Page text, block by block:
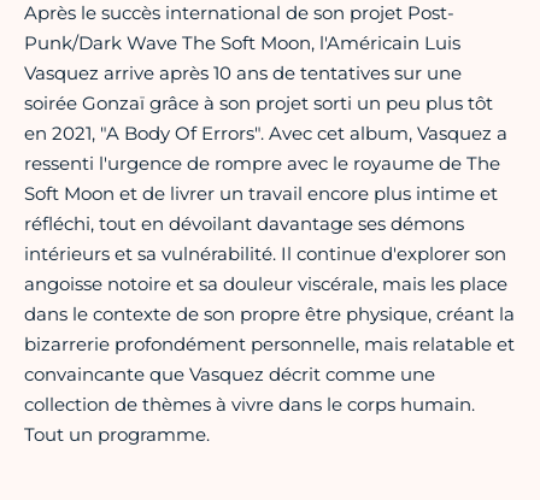
Après le succès international de son projet Post-
Punk/Dark Wave The Soft Moon, l'Américain Luis
Vasquez arrive après 10 ans de tentatives sur une
soirée Gonzaï grâce à son projet sorti un peu plus tôt
en 2021, "A Body Of Errors". Avec cet album, Vasquez a
ressenti l'urgence de rompre avec le royaume de The
Soft Moon et de livrer un travail encore plus intime et
réfléchi, tout en dévoilant davantage ses démons
intérieurs et sa vulnérabilité. Il continue d'explorer son
angoisse notoire et sa douleur viscérale, mais les place
dans le contexte de son propre être physique, créant la
bizarrerie profondément personnelle, mais relatable et
convaincante que Vasquez décrit comme une
collection de thèmes à vivre dans le corps humain.
Tout un programme.